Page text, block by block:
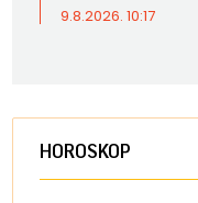
9.8.2026. 10:17
HOROSKOP